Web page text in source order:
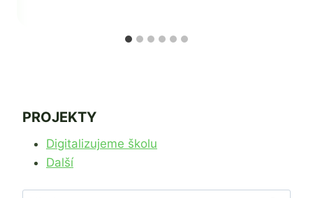
PROJEKTY
Digitalizujeme školu
Další